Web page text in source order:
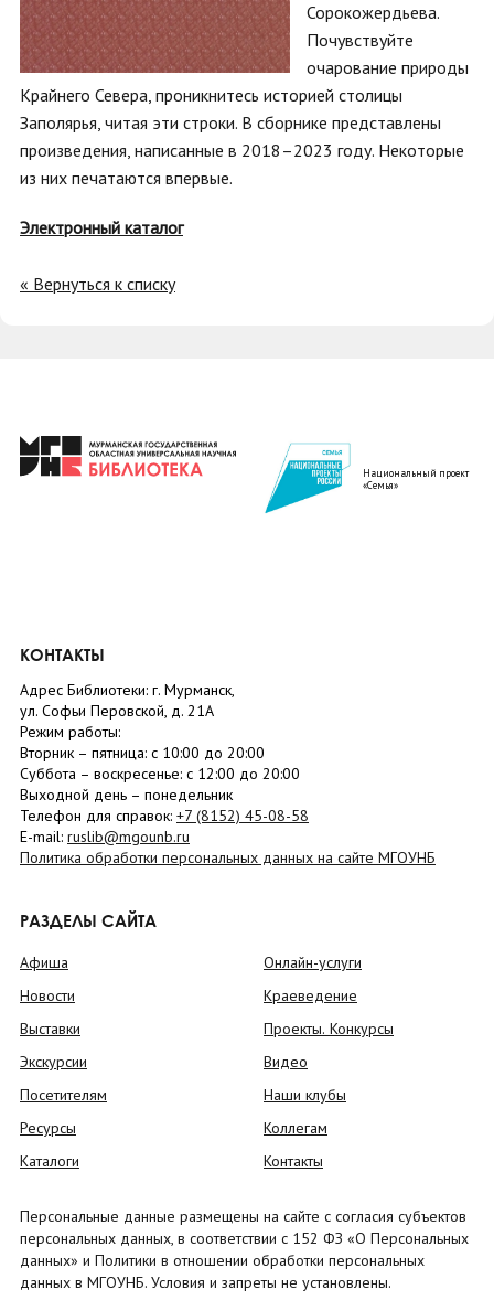
Сорокожердьева.
Почувствуйте
очарование природы
Крайнего Севера, проникнитесь историей столицы
Заполярья, читая эти строки. В сборнике представлены
произведения, написанные в 2018–2023 году. Некоторые
из них печатаются впервые.
Электронный каталог
« Вернуться к списку
Национальный проект
«Семья»
КОНТАКТЫ
Адрес Библиотеки: г. Мурманск,
ул. Софьи Перовской, д. 21А
Режим работы:
Вторник – пятница: с 10:00 до 20:00
Суббота – воскресенье: c 12:00 до 20:00
Выходной день – понедельник
Телефон для справок: +7 (8152) 45-08-58
E-mail: ruslib@mgounb.ru
Политика обработки персональных данных на сайте МГОУНБ
РАЗДЕЛЫ САЙТА
Афиша
Новости
Выставки
Экскурсии
Посетителям
Ресурсы
Каталоги
Онлайн-услуги
Краеведение
Проекты. Конкурсы
Видео
Наши клубы
Коллегам
Контакты
Персональные данные размещены на сайте с согласия субъектов
персональных данных, в соответствии с 152 ФЗ «О Персональных
данных» и Политики в отношении обработки персональных
данных в МГОУНБ. Условия и запреты не установлены.